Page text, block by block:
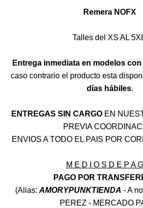
Remera NOFX
Talles del XS AL
Entrega inmediata en modelos
caso contrario el producto esta
días hábiles.
ENTREGAS SIN CARGO EN
PREVIA
ENVIOS A TODO EL PAIS POR
M E D I O S D E P A
PAGO POR
(Alias: AMORYPUNKTIENDA - A
PEREZ - MERCADO